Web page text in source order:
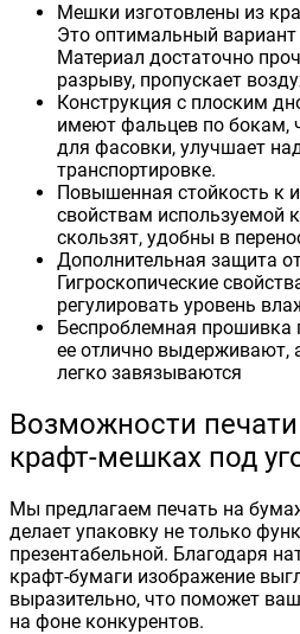
Мешки изготовлены из
Это оптимальный вариант
Материал достаточно
разрыву, пропускает
Конструкция с плоским
имеют фальцев по бокам,
для фасовки, улучшает
транспортировке.
Повышенная стойкость к
свойствам используемой
скользят, удобны в
Дополнительная защита
Гигроскопические
регулировать уровень
Беспроблемная
ее отлично выдерживают,
легко завязываются
Возможности
крафт-мешках под
Мы предлагаем печать на
делает упаковку не только
презентабельной. Благодаря
крафт-бумаги изображение
выразительно, что поможет
на фоне конкурентов.